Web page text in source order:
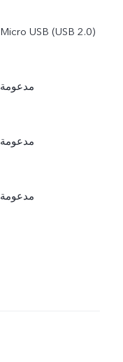
Micro USB (USB 2.0)
مدعومة
مدعومة
مدعومة